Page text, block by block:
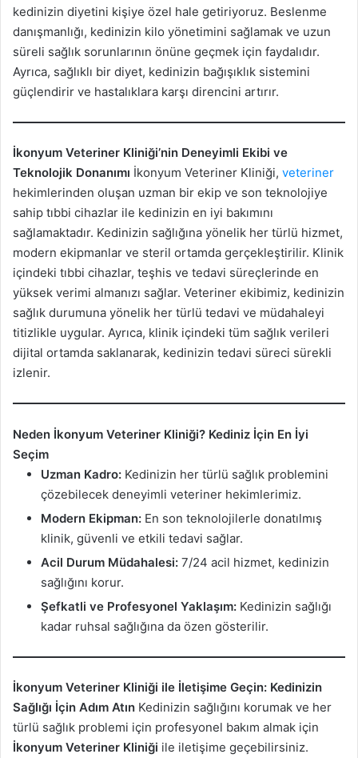
kedinizin diyetini kişiye özel hale getiriyoruz. Beslenme
danışmanlığı, kedinizin kilo yönetimini sağlamak ve uzun
süreli sağlık sorunlarının önüne geçmek için faydalıdır.
Ayrıca, sağlıklı bir diyet, kedinizin bağışıklık sistemini
güçlendirir ve hastalıklara karşı direncini artırır.
İkonyum Veteriner Kliniği’nin Deneyimli Ekibi ve
Teknolojik Donanımı İkonyum Veteriner Kliniği, veteriner
hekimlerinden oluşan uzman bir ekip ve son teknolojiye
sahip tıbbi cihazlar ile kedinizin en iyi bakımını
sağlamaktadır. Kedinizin sağlığına yönelik her türlü hizmet,
modern ekipmanlar ve steril ortamda gerçekleştirilir. Klinik
içindeki tıbbi cihazlar, teşhis ve tedavi süreçlerinde en
yüksek verimi almanızı sağlar. Veteriner ekibimiz, kedinizin
sağlık durumuna yönelik her türlü tedavi ve müdahaleyi
titizlikle uygular. Ayrıca, klinik içindeki tüm sağlık verileri
dijital ortamda saklanarak, kedinizin tedavi süreci sürekli
izlenir.
Neden İkonyum Veteriner Kliniği? Kediniz İçin En İyi
Seçim
Uzman Kadro: Kedinizin her türlü sağlık problemini
çözebilecek deneyimli veteriner hekimlerimiz.
Modern Ekipman: En son teknolojilerle donatılmış
klinik, güvenli ve etkili tedavi sağlar.
Acil Durum Müdahalesi: 7/24 acil hizmet, kedinizin
sağlığını korur.
Şefkatli ve Profesyonel Yaklaşım: Kedinizin sağlığı
kadar ruhsal sağlığına da özen gösterilir.
İkonyum Veteriner Kliniği ile İletişime Geçin: Kedinizin
Sağlığı İçin Adım Atın Kedinizin sağlığını korumak ve her
türlü sağlık problemi için profesyonel bakım almak için
İkonyum Veteriner Kliniği ile iletişime geçebilirsiniz.